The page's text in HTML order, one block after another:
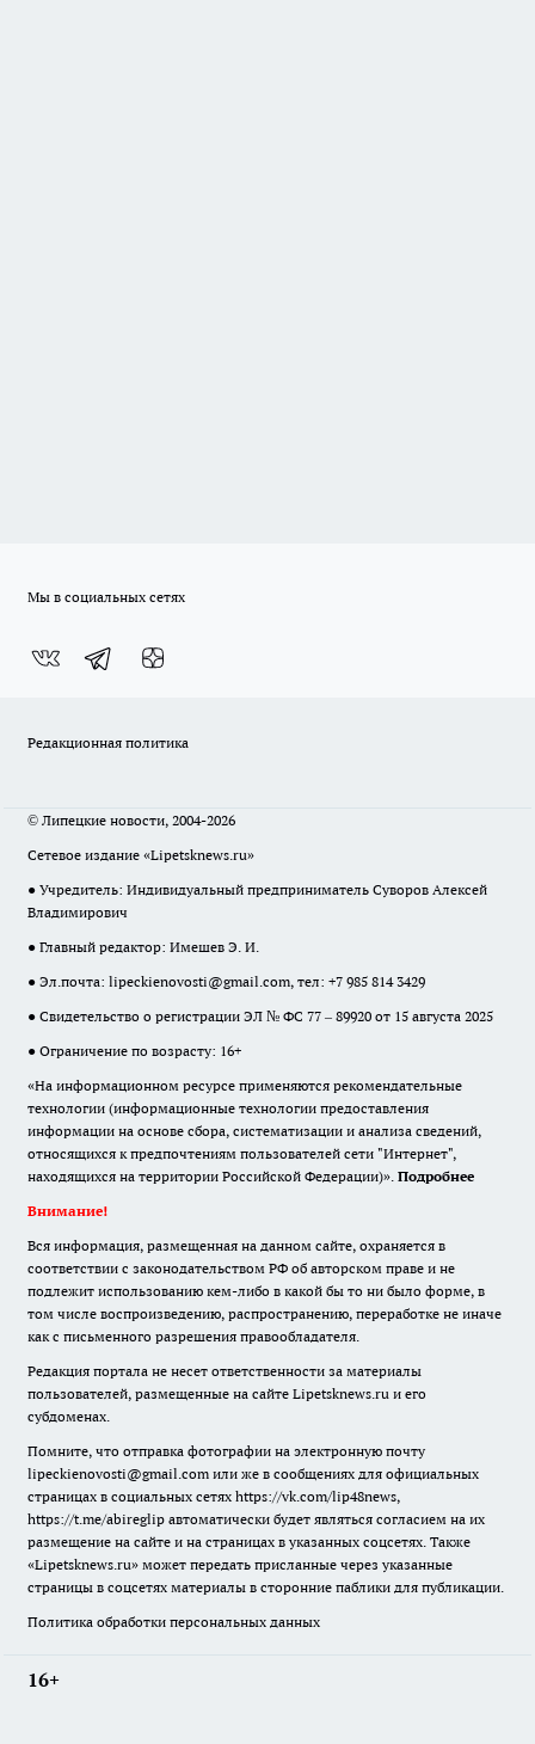
Мы в социальных сетях
Редакционная политика
© Липецкие новости, 2004-2026
Сетевое издание «Lipetsknews.ru»
● Учредитель: Индивидуальный предприниматель Суворов Алексей
Владимирович
● Главный редактор: Имешев Э. И.
● Эл.почта: lipeckienovosti@gmail.com, тел: +7 985 814 3429
● Свидетельство о регистрации ЭЛ № ФС 77 – 89920 от 15 августа 2025
● Ограничение по возрасту: 16+
«На информационном ресурсе применяются рекомендательные
технологии (информационные технологии предоставления
информации на основе сбора, систематизации и анализа сведений,
относящихся к предпочтениям пользователей сети "Интернет",
находящихся на территории Российской Федерации)». Подробнее
Внимание!
Вся информация, размещенная на данном сайте, охраняется в
соответствии с законодательством РФ об авторском праве и не
подлежит использованию кем-либо в какой бы то ни было форме, в
том числе воспроизведению, распространению, переработке не иначе
как с письменного разрешения правообладателя.
Редакция портала не несет ответственности за материалы
пользователей, размещенные на сайте Lipetsknews.ru и его
субдоменах.
Помните, что отправка фотографии на электронную почту
lipeckienovosti@gmail.com или же в сообщениях для официальных
страницах в социальных сетях https://vk.com/lip48news,
https://t.me/abireglip автоматически будет являться согласием на их
размещение на сайте и на страницах в указанных соцсетях. Также
«Lipetsknews.ru» может передать присланные через указанные
страницы в соцсетях материалы в сторонние паблики для публикации.
Политика обработки персональных данных
16+